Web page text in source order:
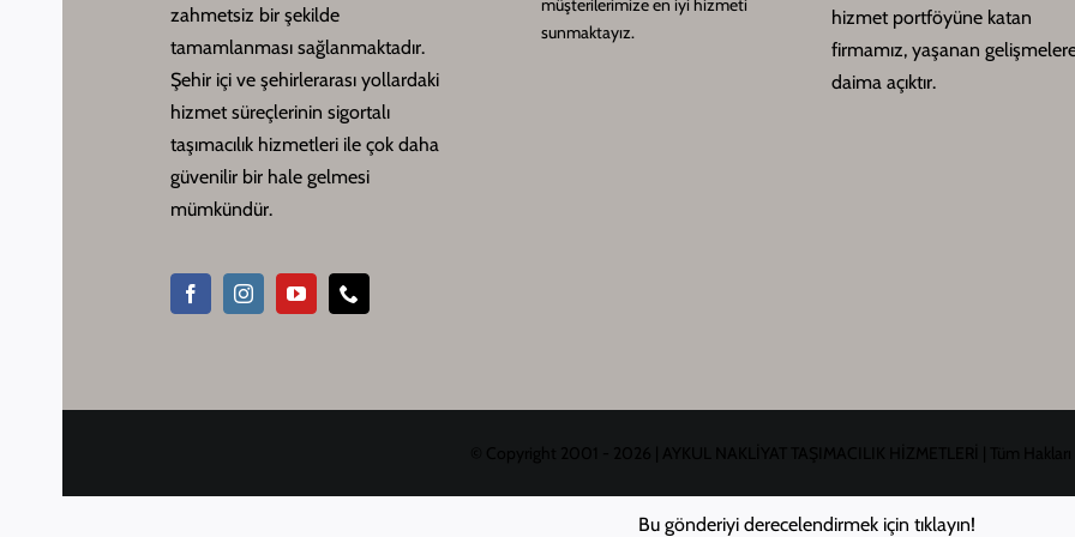
zahmetsiz bir şekilde
tamamlanması sağlanmaktadır.
Şehir içi ve şehirlerarası yollardaki
hizmet süreçlerinin sigortalı
taşımacılık hizmetleri ile çok daha
güvenilir bir hale gelmesi
mümkündür.
müşterilerimize en iyi hizmeti
sunmaktayız.
hizmet portföyüne katan
firmamız, yaşanan
daima açıktır.
Bu gönderiyi derecelendirmek için tıklayın!